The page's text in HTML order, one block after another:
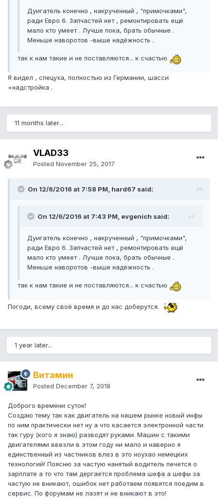
Дуигатель конечно , накрученный , "примочками",
ради Евро 6. Запчастей нет , ремонтировать ещё
мало кто умеет . Лучше пока, брать обычные .
Меньше наворотов -выше надёжность .
так к нам такие и не поставляются... к счастью
Я видел , спецуха, полностью из Германии, шасси
+надстройка .
11 months later...
VLAD33
Posted November 25, 2017
On 12/6/2016 at 7:58 PM, hard67 said:
On 12/6/2016 at 7:43 PM, evgenich said:
Дуигатель конечно , накрученный , "примочками",
ради Евро 6. Запчастей нет , ремонтировать ещё
мало кто умеет . Лучше пока, брать обычные .
Меньше наворотов -выше надёжность .
так к нам такие и не поставляются... к счастью
Погоди, всему своё время и до нас доберутся.
1 year later...
Витамин
Posted December 7, 2018
Доброго времени суток!
Создаю тему так как двигатель на нашем рынке новый инфы
по ним практически нет ну а что касается электронной части
так гуру (кого я знаю) разводят руками. Машин с такими
двигателями ввезли в этом году ни мало и наверно я
единственный из частников влез в это ноухао немецких
технологий! Поясню за частую нанятый водитель печется о
зарплате а то что там дергается проблема шефа а шефы за
частую не вникают, ошибок нет работаем появятся поедим в
сервис. По форумам не лазят и не вникают в это!